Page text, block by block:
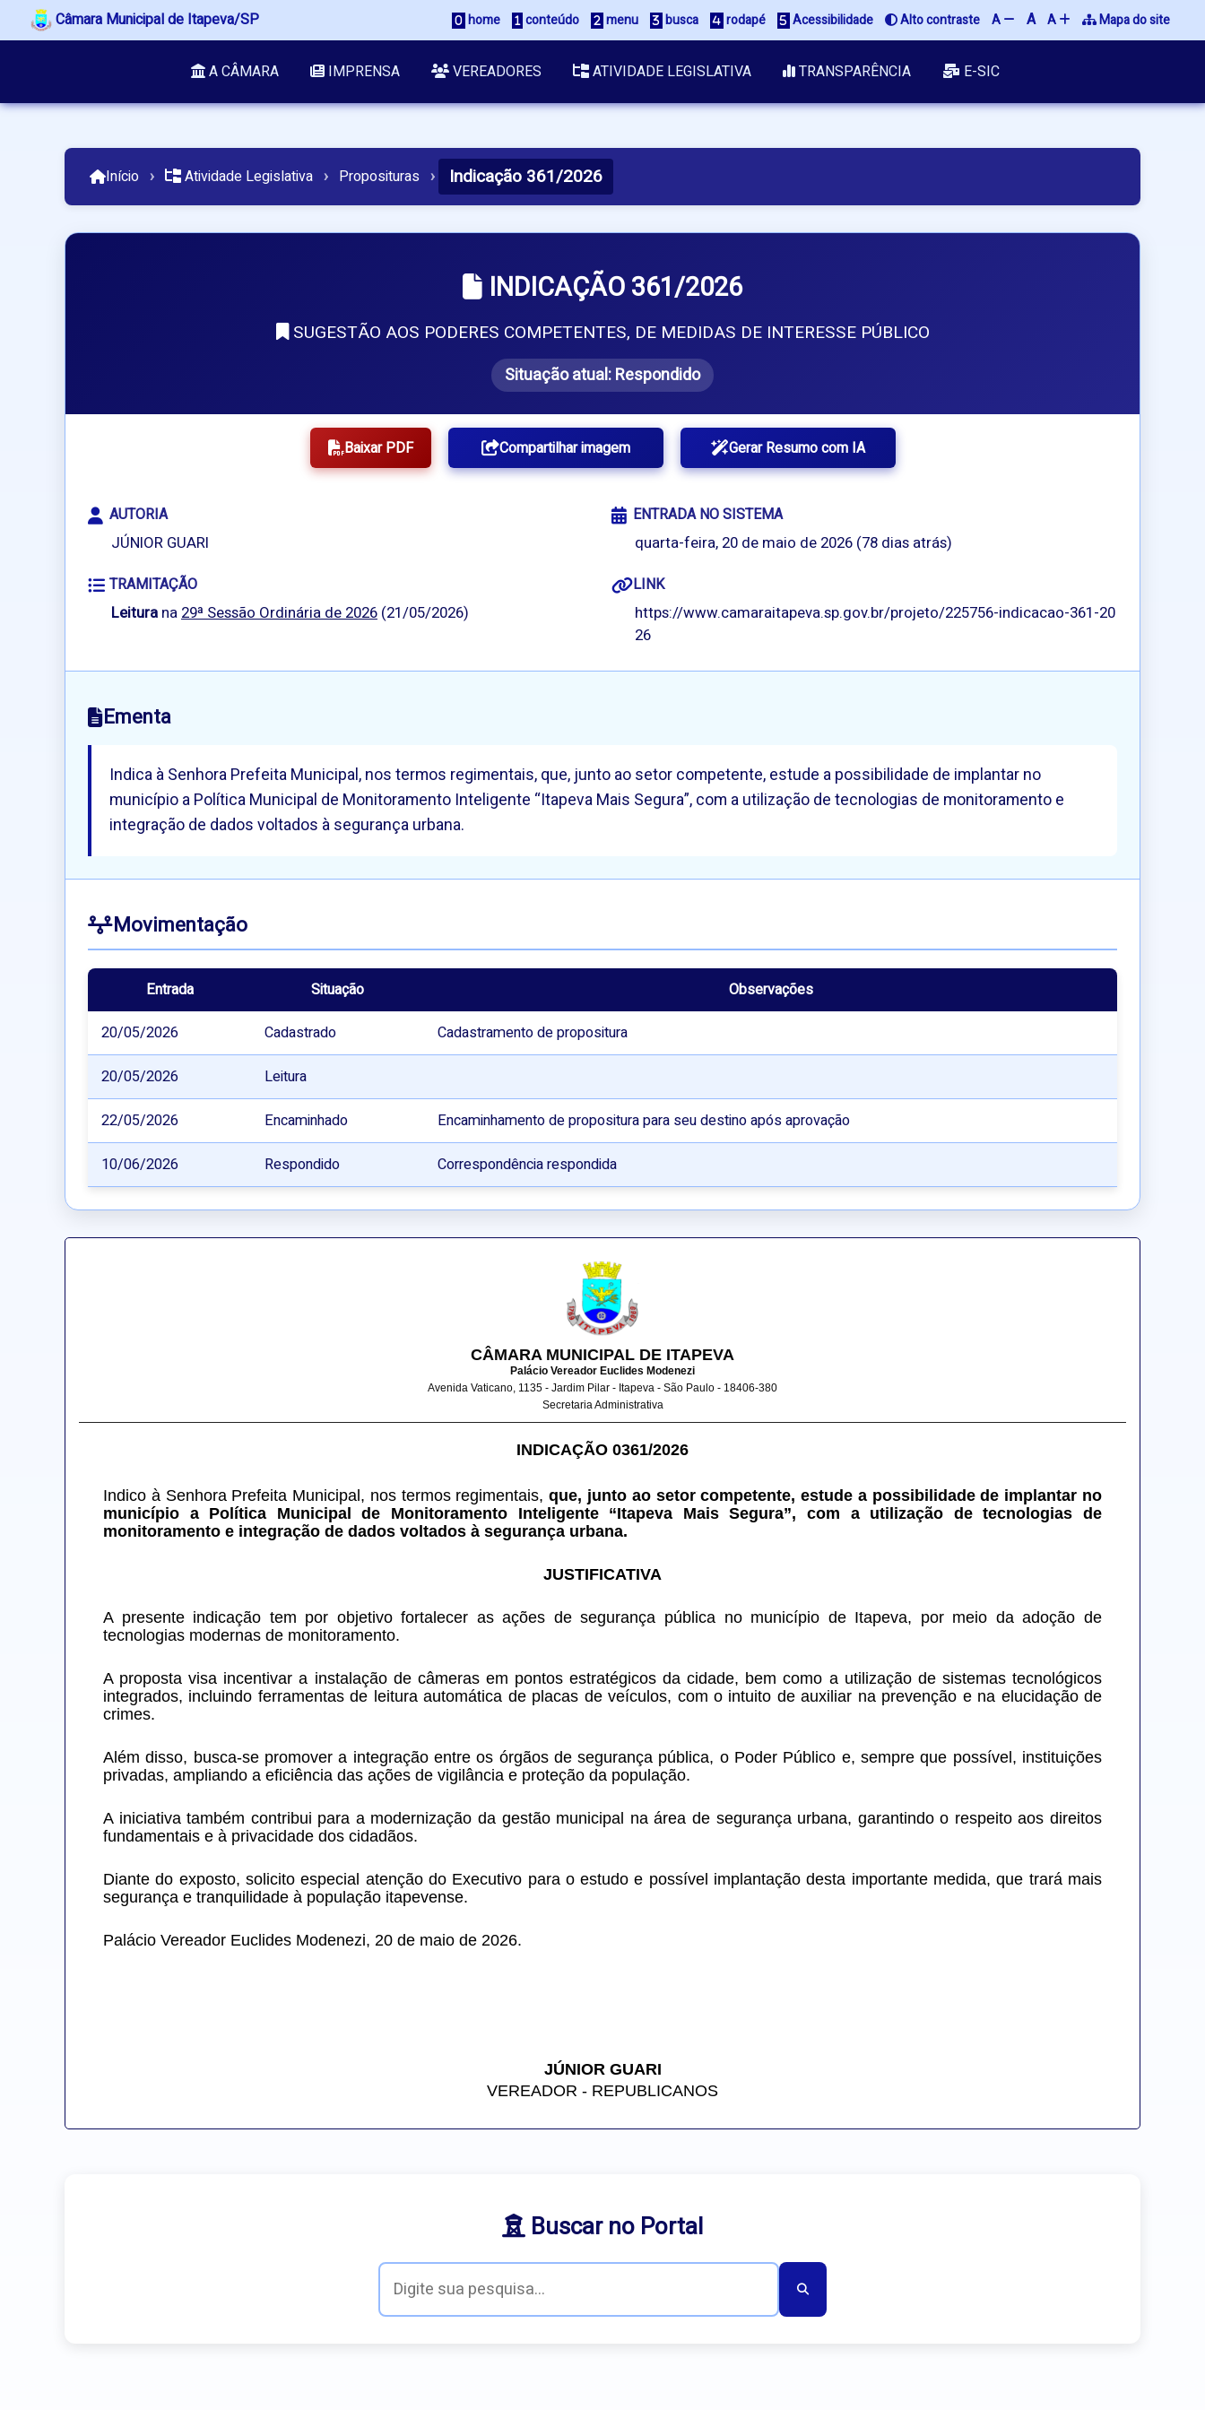
Câmara Municipal de Itapeva/SP home conteúdo menu busca rodapé Acessibilidade Alto contraste A A A Mapa do site
A CÂMARA IMPRENSA VEREADORES ATIVIDADE LEGISLATIVA TRANSPARÊNCIA E-SIC
Início › Atividade Legislativa › Proposituras › Indicação 361/2026
INDICAÇÃO 361/2026
SUGESTÃO AOS PODERES COMPETENTES, DE MEDIDAS DE INTERESSE PÚBLICO
Situação atual:Respondido
Baixar PDF Compartilhar imagem Gerar Resumo com IA
AUTORIA
JÚNIOR GUARI
ENTRADA NO SISTEMA
quarta-feira, 20 de maio de 2026 (78 dias atrás)
TRAMITAÇÃO
Leitura na29ª Sessão Ordinária de 2026 (21/05/2026)
LINK
https://www.camaraitapeva.sp.gov.br/projeto/225756-indicacao-361-20
26
Ementa
Indica à Senhora Prefeita Municipal, nos termos regimentais, que, junto ao setor competente, estude a possibilidade de implantar no
município a Política Municipal de Monitoramento Inteligente “Itapeva Mais Segura”, com a utilização de tecnologias de monitoramento e
integração de dados voltados à segurança urbana.
Movimentação
Entrada Situação
Observações
20/05/2026
Cadastrado Cadastramento de propositura
20/05/2026 Leitura
22/05/2026 Encaminhado Encaminhamento de propositura para seu destino após aprovação
10/06/2026 Respondido Correspondência respondida
CÂMARA MUNICIPAL DE ITAPEVA
Palácio Vereador Euclides Modenezi
Avenida Vaticano, 1135 - Jardim Pilar - Itapeva - São Paulo - 18406-380
Secretaria Administrativa
INDICAÇÃO 0361/2026
Indico à Senhora Prefeita Municipal, nos termos regimentais, que, junto ao setor competente, estude a possibilidade de implantar no
município a Política Municipal de Monitoramento Inteligente “Itapeva Mais Segura”, com a utilização de tecnologias de
monitoramento e integração de dados voltados à segurança urbana.
JUSTIFICATIVA
A presente indicação tem por objetivo fortalecer as ações de segurança pública no município de Itapeva, por meio da adoção de
tecnologias modernas de monitoramento.
A proposta visa incentivar a instalação de câmeras em pontos estratégicos da cidade, bem como a utilização de sistemas tecnológicos
integrados, incluindo ferramentas de leitura automática de placas de veículos, com o intuito de auxiliar na prevenção e na elucidação de
crimes.
Além disso, busca-se promover a integração entre os órgãos de segurança pública, o Poder Público e, sempre que possível, instituições
privadas, ampliando a eficiência das ações de vigilância e proteção da população.
A iniciativa também contribui para a modernização da gestão municipal na área de segurança urbana, garantindo o respeito aos direitos
fundamentais e à privacidade dos cidadãos.
Diante do exposto, solicito especial atenção do Executivo para o estudo e possível implantação desta importante medida, que trará mais
segurança e tranquilidade à população itapevense.
Palácio Vereador Euclides Modenezi, 20 de maio de 2026.
JÚNIOR GUARI
VEREADOR - REPUBLICANOS
Buscar no Portal